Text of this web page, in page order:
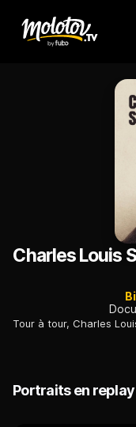
Charles Louis
Portraits en replay